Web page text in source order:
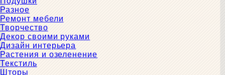
Разное
Ремонт мебели
Творчество
Декор своими руками
Дизайн интерьера
Растения и озеленение
Текстиль
Шторы